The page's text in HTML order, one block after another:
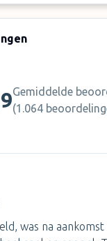
Gemiddelde
(1.064
was na